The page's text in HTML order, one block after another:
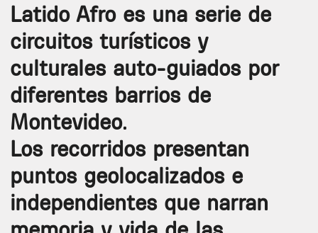
Latido Afro es una serie de
circuitos turísticos y
culturales auto-guiados por
diferentes barrios de
Montevideo.
Los recorridos presentan
puntos geolocalizados e
independientes que narran